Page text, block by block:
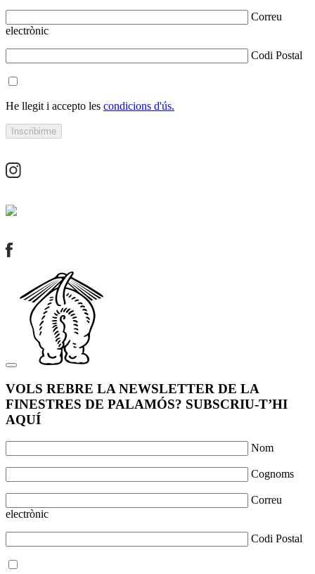
Correu
electrònic
Codi Postal
He llegit i accepto les condicions d'ús.
VOLS REBRE LA NEWSLETTER DE LA
FINESTRES DE PALAMÓS? SUBSCRIU-T’HI
AQUÍ
Nom
Cognoms
Correu
electrònic
Codi Postal